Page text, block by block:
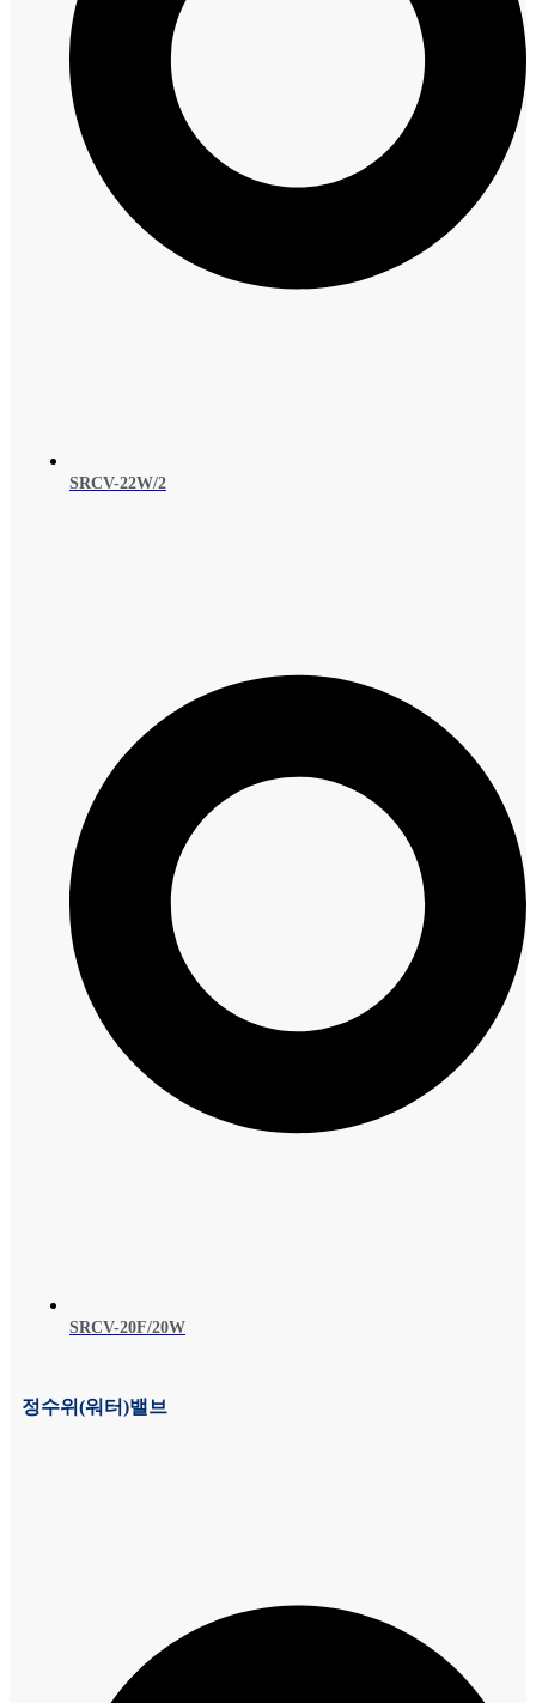
SRCV-22W/2
SRCV-20F/20W
정수위(워터)밸브